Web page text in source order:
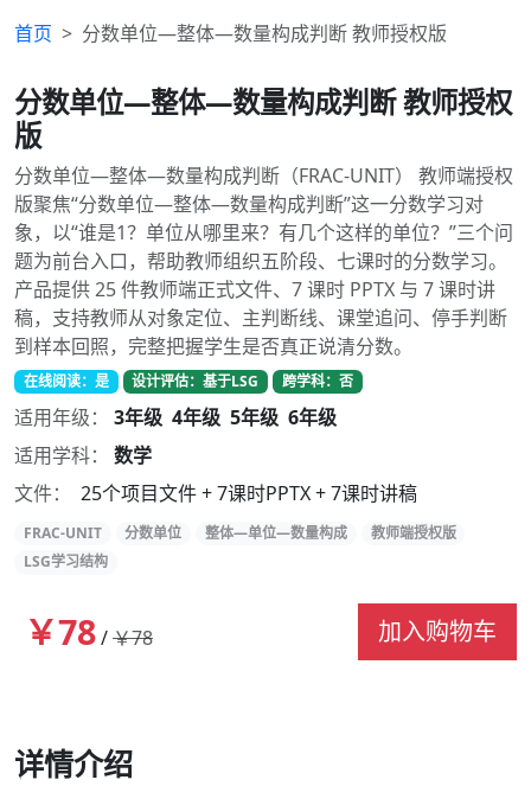
首页 分数单位—整体—数量构成判断 教师授权版
分数单位—整体—数量构成判断 教师授权
版
分数单位—整体—数量构成判断（FRAC-UNIT） 教师端授权
版聚焦“分数单位—整体—数量构成判断”这一分数学习对
象，以“谁是1？单位从哪里来？有几个这样的单位？”三个问
题为前台入口，帮助教师组织五阶段、七课时的分数学习。
产品提供 25 件教师端正式文件、7 课时 PPTX 与 7 课时讲
稿，支持教师从对象定位、主判断线、课堂追问、停手判断
到样本回照，完整把握学生是否真正说清分数。
在线阅读：是 设计评估：基于LSG 跨学科：否
适用年级： 3年级 4年级 5年级 6年级
适用学科：
数学
文件：
25个项目文件 + 7课时PPTX + 7课时讲稿
FRAC-UNIT 分数单位 整体—单位—数量构成
教师端授权版
LSG学习结构
￥78/￥78 加入购物车
详情介绍